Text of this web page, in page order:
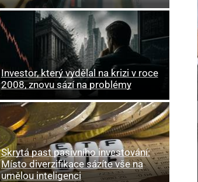
Investor, který vydělal na krizi v roce
2008, znovu sází na problémy
Skrytá past pasivního investování:
Místo diverzifikace sázíte vše na
umělou inteligenci